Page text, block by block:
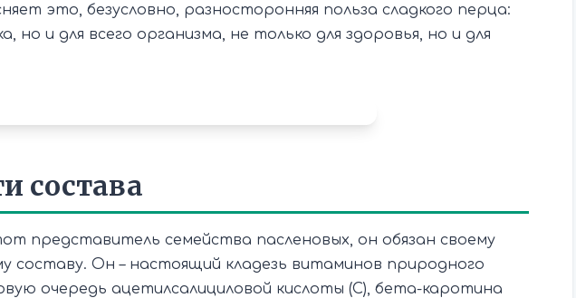
это, безусловно, разносторонняя польза сладкого перца:
но и для всего организма, не только для здоровья, но и для
состава
представитель семейства пасленовых, он обязан своему
составу. Он – настоящий кладезь витаминов природного
очередь ацетилсалициловой кислоты (С), бета-каротина